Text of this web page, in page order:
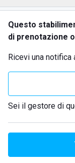
Questo
di prenotazione
Ricevi una
Sei il gestore di